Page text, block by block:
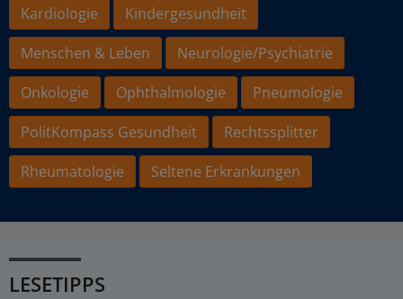
Kardiologie
Kindergesundheit
Menschen & Leben
Neurologie/Psychiatrie
Onkologie
Ophthalmologie
Pneumologie
PolitKompass Gesundheit
Rechtssplitter
Rheumatologie
Seltene Erkrankungen
LESETIPPS